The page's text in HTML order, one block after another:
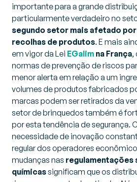
importante para a grande
particularmente verdadeiro no
segundo setor mais afetado
recolhas de produtos. E mais
em vigor da Lei EGalim na França,
normas de prevenção de riscos
menor alerta em relação a um
volumes de produtos fabricados
marcas podem ser retirados da
setor de brinquedos também é
por esta tendência de segurança.
necessidade de inovação
regular dos operadores
mudanças nas regulamentações
químicassignificam que os